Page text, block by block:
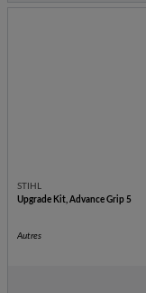
STIHL
Upgrade Kit, Advance Grip 5
Autres